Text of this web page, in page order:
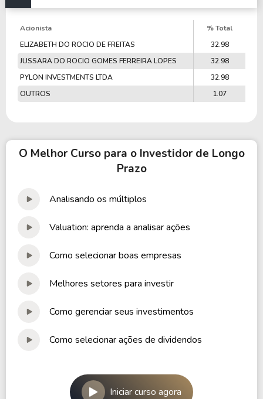
Acionista
% Total
ELIZABETH DO ROCIO DE FREITAS
32.98
JUSSARA DO ROCIO GOMES FERREIRA LOPES
32.98
PYLON INVESTMENTS LTDA
32.98
OUTROS
1.07
O Melhor Curso para o Investidor de Longo
Prazo
Analisando os múltiplos
Valuation: aprenda a analisar ações
Como selecionar boas empresas
Melhores setores para investir
Como gerenciar seus investimentos
Como selecionar ações de dividendos
Iniciar curso agora